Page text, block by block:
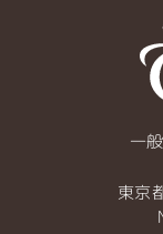
一
東京